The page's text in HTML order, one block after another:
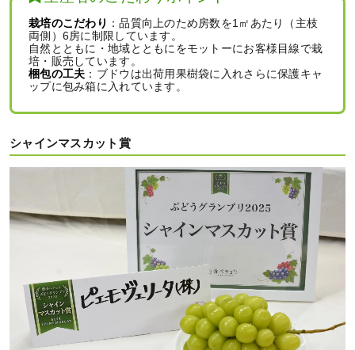
栽培のこだわり ：品質向上のため房数を1㎡あたり（主枝
両側）6房に制限しています。
自然とともに・地域とともにをモットーにお客様目線で栽
培・販売しています。
梱包の工夫 ：ブドウは出荷用果樹袋に入れさらに保護キャ
ップに包み箱に入れています。
シャインマスカット賞